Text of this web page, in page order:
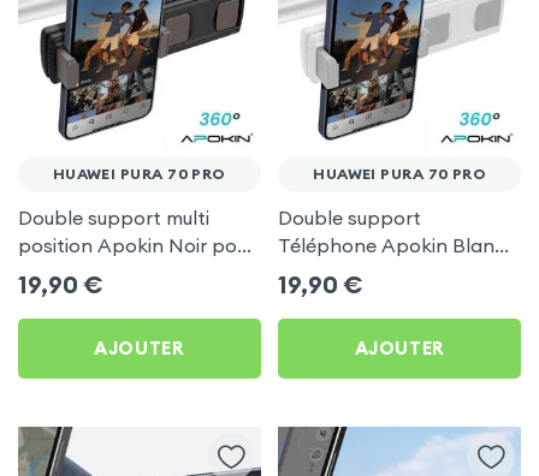
HUAWEI PURA 70 PRO
Double support multi
position Apokin Noir pour
Huawei Pura 70 Pro
19,90 €
AJOUTER
HUAWEI PURA 70 PRO
Double support
Téléphone Apokin Blanc
pour Tiktok, Insta,
Snapchat, Youtube, Vlog
et Twitch
19,90 €
AJOUTER